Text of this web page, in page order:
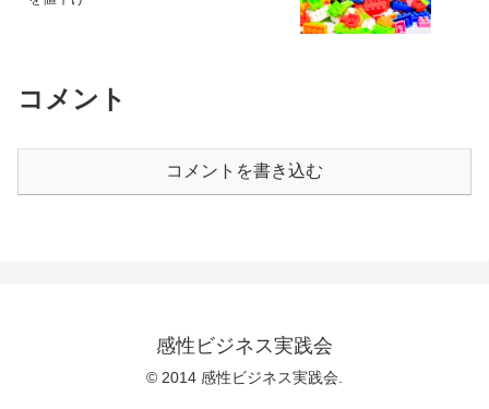
コメント
コメントを書き込む
感性ビジネス実践会
© 2014 感性ビジネス実践会.